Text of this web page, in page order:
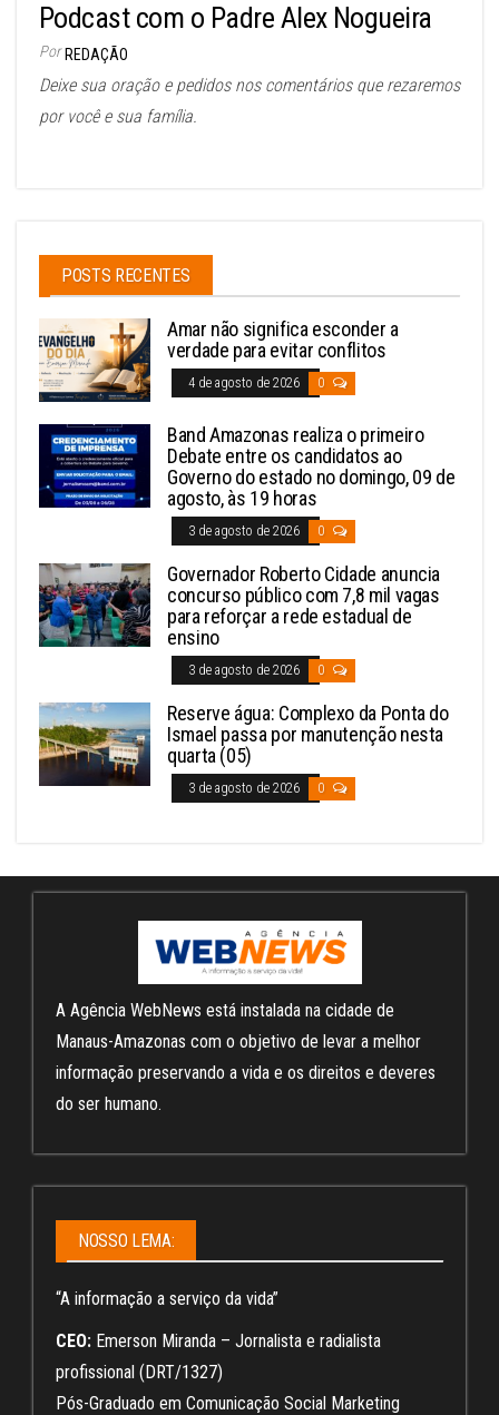
Podcast com o Padre Alex Nogueira
Por REDAÇÃO
Deixe sua oração e pedidos nos comentários que rezaremos
por você e sua família.
POSTS RECENTES
Amar não significa esconder a
verdade para evitar conflitos
4 de agosto de 2026 0
Band Amazonas realiza o primeiro
Debate entre os candidatos ao
Governo do estado no domingo, 09 de
agosto, às 19 horas
3 de agosto de 2026 0
Governador Roberto Cidade anuncia
concurso público com 7,8 mil vagas
para reforçar a rede estadual de
ensino
3 de agosto de 2026 0
Reserve água: Complexo da Ponta do
Ismael passa por manutenção nesta
quarta (05)
3 de agosto de 2026 0
A Agência WebNews está instalada na cidade de
Manaus-Amazonas com o objetivo de levar a melhor
informação preservando a vida e os direitos e deveres
do ser humano.
NOSSO LEMA:
“A informação a serviço da vida”
CEO: Emerson Miranda – Jornalista e radialista
profissional (DRT/1327)
Pós-Graduado em Comunicação Social Marketing